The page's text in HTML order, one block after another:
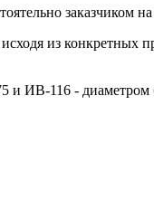
заказчиком
из конкретных
ИВ-116 - диаметром